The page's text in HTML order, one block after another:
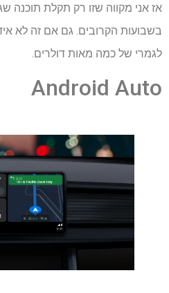
אז אני מקווה שזו רק תקלת תוכנה
בשבועות הקרובים. גם אם זה לא
לגמרי של כמה מאות דולרים.
Android Auto